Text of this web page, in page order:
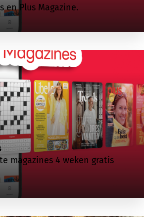
en Plus Magazine.
magazines 4 weken gratis